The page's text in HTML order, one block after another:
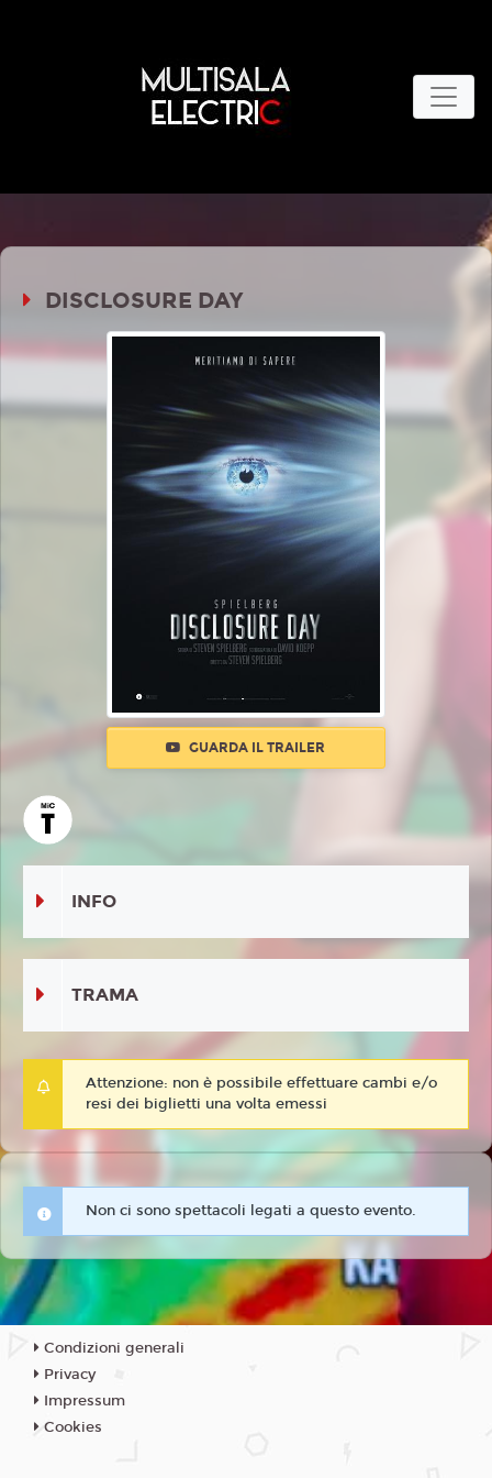
DISCLOSURE DAY
GUARDA IL TRAILER
INFO
TRAMA
Attenzione: non è possibile effettuare cambi e/o
resi dei biglietti una volta emessi
Non ci sono spettacoli legati a questo evento.
Condizioni generali
Privacy
Impressum
Cookies